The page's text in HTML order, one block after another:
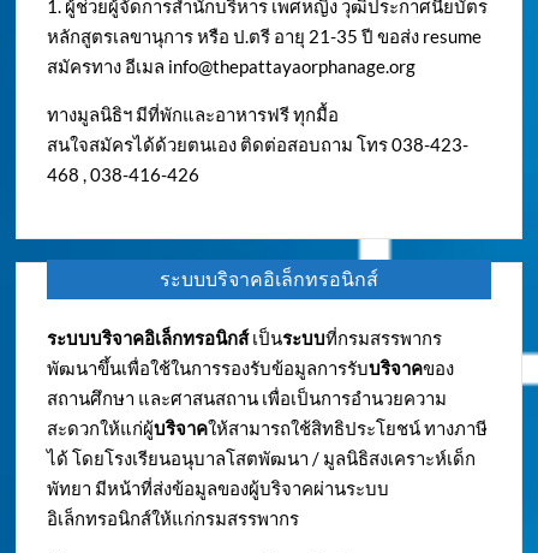
1. ผู้ช่วยผู้จัดการสำนักบริหาร เพศหญิง วุฒิประกาศนียบัตร
หลักสูตรเลขานุการ หรือ ป.ตรี อายุ 21-35 ปี ขอส่ง resume
สมัครทาง อีเมล info@thepattayaorphanage.org
ทางมูลนิธิฯ มีที่พักและอาหารฟรี ทุกมื้อ
สนใจสมัครได้ด้วยตนเอง ติดต่อสอบถาม โทร 038-423-
468 , 038-416-426
ระบบบริจาคอิเล็กทรอนิกส์
ระบบบริจาคอิเล็กทรอนิกส์เป็นระบบที่กรมสรรพากร
พัฒนาขึ้นเพื่อใช้ในการรองรับข้อมูลการรับบริจาคของ
สถานศึกษา และศาสนสถาน เพื่อเป็นการอำนวยความ
สะดวกให้แก่ผู้บริจาคให้สามารถใช้สิทธิประโยชน์ ทางภาษี
ได้ โดยโรงเรียนอนุบาลโสตพัฒนา / มูลนิธิสงเคราะห์เด็ก
พัทยา มีหน้าที่ส่งข้อมูลของผู้บริจาคผ่านระบบ
อิเล็กทรอนิกส์ให้แก่กรมสรรพากร